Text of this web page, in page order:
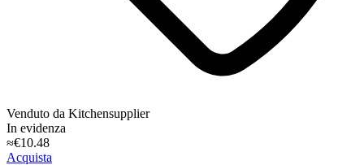
Venduto da Kitchensupplier
In evidenza
≈€10.48
Acquista